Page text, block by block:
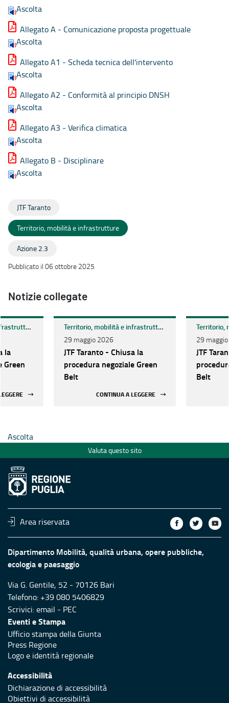
Ascolta
Allegato A - Comunicazione proposta progettuale
Ascolta
Allegato A1 - Scheda tecnica dell'intervento
Ascolta
Allegato A2 - Conformità al principio DNSH
Ascolta
Allegato A3 - Verifica climatica
Ascolta
Allegato B - Disciplinare
Ascolta
JTF Taranto
Territorio, mobilità e infrastrutture
Azione 2.3
Pubblicato il 06 ottobre 2025
Notizie collegate
Territorio, mobilità e infrastrutture
la
Green
Territorio, mobilità e infrastrutture
29 maggio 2026
JTF Taranto - Chiusa la
procedura negoziale Green
Belt
CONTINUA A LEGGERE
29
JTF
Belt
Ascolta
Valuta questo sito
Area riservata
Dipartimento Mobilità, qualità urbana, opere pubbliche,
ecologia e paesaggio
Via G. Gentile, 52 - 70126 Bari
Telefono: +39 080 5406829
Scrivici:email - PEC
Eventi e Stampa
Ufficio stampa della Giunta
Press Regione
Logo e identità regionale
Accessibilità
Dichiarazione di accessibilità
Obiettivi di accessibilità